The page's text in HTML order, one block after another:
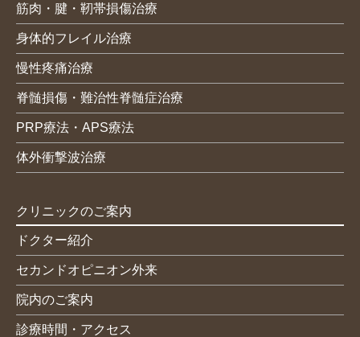
筋肉・腱・靭帯損傷治療
身体的フレイル治療
慢性疼痛治療
脊髄損傷・難治性脊髄症治療
PRP療法・APS療法
体外衝撃波治療
クリニックのご案内
ドクター紹介
セカンドオピニオン外来
院内のご案内
診療時間・アクセス